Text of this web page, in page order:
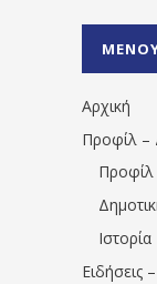
Αρχική
Προφίλ –
Προφίλ
Ιστορία
Ειδήσεις